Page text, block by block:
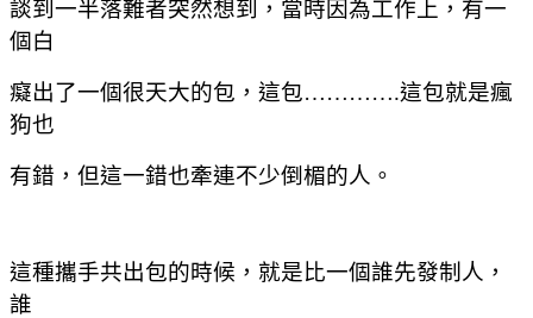
談到一半落難者突然想到，當時因為工作上，有一
個白
癡出了一個很天大的包，這包………….這包就是瘋
狗也
有錯，但這一錯也牽連不少倒楣的人。
這種攜手共出包的時候，就是比一個誰先發制人，
誰